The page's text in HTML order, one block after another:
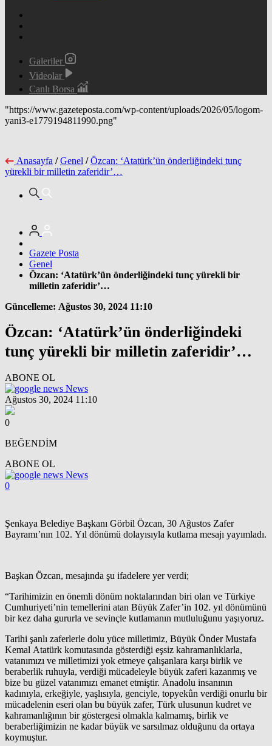
Galeriler
Videolar
Canlı Borsa
"https://www.gazeteposta.com/wp-content/uploads/2026/05/logom-
yani3-e1779194811990.png"
Anasayfa / Genel / Özcan: ‘Atatürk’ün önderliğindeki tunç
yürekli bir milletin zaferidir’…
Gazete Posta
Genel
Özcan: ‘Atatürk’ün önderliğindeki tunç yürekli bir
milletin zaferidir’…
Güncelleme: Ağustos 30, 2024 11:10
Özcan: ‘Atatürk’ün önderliğindeki
tunç yürekli bir milletin zaferidir’…
ABONE OL
News
Ağustos 30, 2024 11:10
0
BEĞENDİM
ABONE OL
News
0
Şenkaya Belediye Başkanı Görbil Özcan, 30 Ağustos Zafer
Bayramı’nın 102. Yıl dönümü dolayısıyla kutlama mesajı yayımladı.
Başkan Özcan, mesajında şu ifadelere yer verdi;
“Tarihimizin en önemli dönüm noktalarından biri olan ve Türkiye
Cumhuriyeti’nin temellerini atan Büyük Zafer’in 102. yıl dönümünü
bir kez daha gururla ve sevinçle kutlamanın mutluluğunu yaşıyoruz.
Tarihi şanlı zaferlerle dolu yüce milletimiz, Büyük Önder Mustafa
Kemal Atatürk komutasında gösterdiği eşsiz kahramanlıklarla,
vatanımızı ve milletimizi yok etmeye çalışanlara karşı birlik ve
beraberlik ruhuyla, verdiği mücadeleyle büyük zaferi kazanmış ve
bize bu güzel vatanımızı emanet etmiştir. Anadolu insanının
kadınıyla, erkeğiyle, yaşlısıyla, genciyle, topyekûn verdiği onurlu bir
mücadelenin eseri olan bu büyük zafer, Türk ulusunun kudret ve
kahramanlığının bir göstergesi olmakla kalmamış, birlik ve
beraberliğimizin ne kadar büyük ve sarsılmaz olduğunu da ortaya
koymuştur.